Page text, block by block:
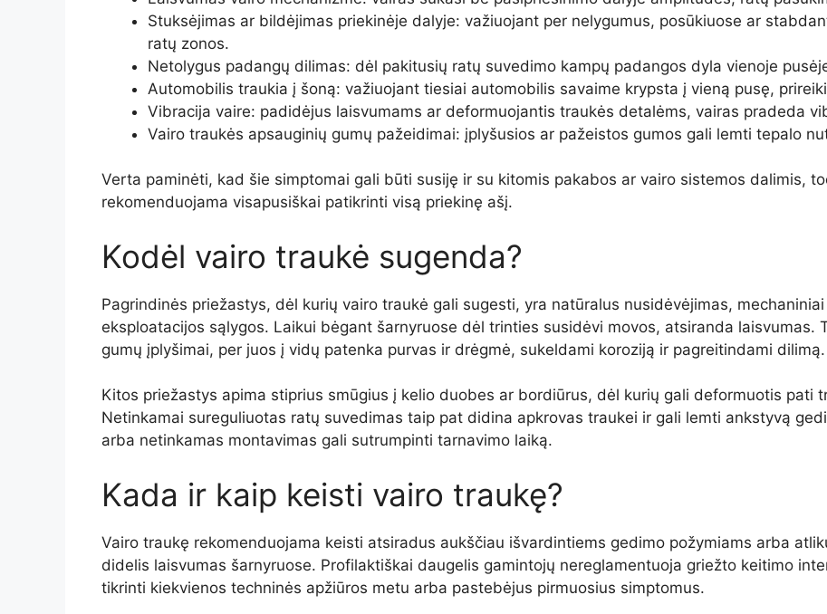
Stuksėjimas ar bildėjimas priekinėje dalyje: važiuojant per nelygumus, posūkiuose ar
ratų zonos.
Netolygus padangų dilimas: dėl pakitusių ratų suvedimo kampų padangos dyla vienoje
Automobilis traukia į šoną: važiuojant tiesiai automobilis savaime krypsta į vieną pusę,
Vibracija vaire: padidėjus laisvumams ar deformuojantis traukės detalėms, vairas pradeda
Vairo traukės apsauginių gumų pažeidimai: įplyšusios ar pažeistos gumos gali lemti tepalo
Verta paminėti, kad šie simptomai gali būti susiję ir su kitomis pakabos ar vairo sistemos dalimis,
rekomenduojama visapusiškai patikrinti visą priekinę ašį.
Kodėl vairo traukė sugenda?
Pagrindinės priežastys, dėl kurių vairo traukė gali sugesti, yra natūralus nusidėvėjimas,
eksploatacijos sąlygos. Laikui bėgant šarnyruose dėl trinties susidėvi movos, atsiranda laisvumas.
gumų įplyšimai, per juos į vidų patenka purvas ir drėgmė, sukeldami koroziją ir pagreitindami dilimą.
Kitos priežastys apima stiprius smūgius į kelio duobes ar bordiūrus, dėl kurių gali deformuotis pati
Netinkamai sureguliuotas ratų suvedimas taip pat didina apkrovas traukei ir gali lemti ankstyvą
arba netinkamas montavimas gali sutrumpinti tarnavimo laiką.
Kada ir kaip keisti vairo traukę?
Vairo traukę rekomenduojama keisti atsiradus aukščiau išvardintiems gedimo požymiams arba
didelis laisvumas šarnyruose. Profilaktiškai daugelis gamintojų nereglamentuoja griežto keitimo
tikrinti kiekvienos techninės apžiūros metu arba pastebėjus pirmuosius simptomus.